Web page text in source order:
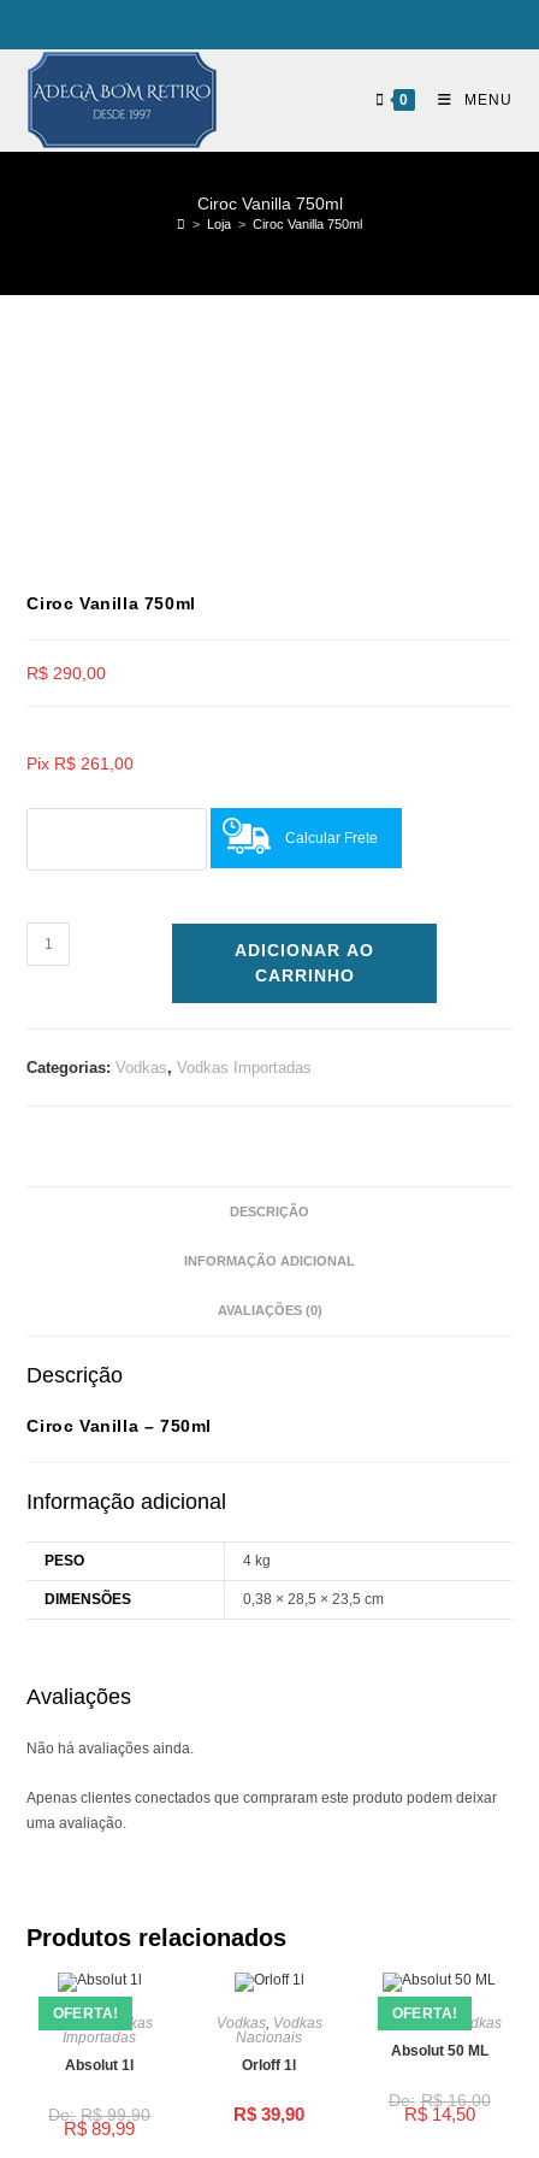
0 MENU
Ciroc Vanilla 750ml
> Loja > Ciroc Vanilla 750ml
Ciroc Vanilla 750ml
R$ 290,00
Pix R$ 261,00
Calcular Frete
ADICIONAR AO
CARRINHO
Categorias:Vodkas,Vodkas Importadas
DESCRIÇÃO
INFORMAÇÃO ADICIONAL
AVALIAÇÕES (0)
Descrição
Ciroc Vanilla – 750ml
Informação adicional
PESO 4 kg
DIMENSÕES 0,38 × 28,5 × 23,5 cm
Avaliações
Não há avaliações ainda.
Apenas clientes conectados que compraram este produto podem deixar
uma avaliação.
Produtos relacionados
OFERTA!
Vodkas,Vodkas
Importadas
Absolut 1l
R$99,90
R$ 89,99
Vodkas, Vodkas
Nacionais
Orloff 1l
R$ 39,90
OFERTA!
Miniaturas ,Vodkas
Absolut 50 ML
R$16,00
R$14,50